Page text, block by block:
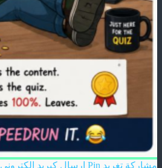
مشاركة تغريد Pin إرسال كبريد إلكتروني